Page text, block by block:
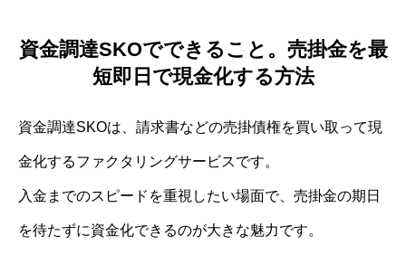
資金調達SKOでできること。売掛金を最
短即日で現金化する方法
資金調達SKOは、請求書などの売掛債権を買い取って現
金化するファクタリングサービスです。
入金までのスピードを重視したい場面で、売掛金の期日
を待たずに資金化できるのが大きな魅力です。